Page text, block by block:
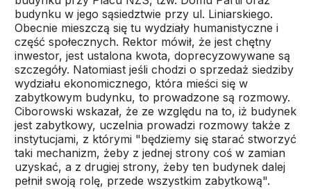
budynku w jego sąsiedztwie przy ul. Liniarskiego.
Obecnie mieszczą się tu wydziały humanistyczne i
część społecznych. Rektor mówił, że jest chętny
inwestor, jest ustalona kwota, doprecyzowywane są
szczegóły. Natomiast jeśli chodzi o sprzedaż siedziby
wydziału ekonomicznego, która mieści się w
zabytkowym budynku, to prowadzone są rozmowy.
Ciborowski wskazał, że ze względu na to, iż budynek
jest zabytkowy, uczelnia prowadzi rozmowy także z
instytucjami, z którymi "będziemy się starać stworzyć
taki mechanizm, żeby z jednej strony coś w zamian
uzyskać, a z drugiej strony, żeby ten budynek dalej
pełnił swoją rolę, przede wszystkim zabytkową".